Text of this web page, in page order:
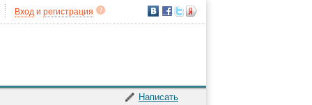
Вход и регистрация
Написать